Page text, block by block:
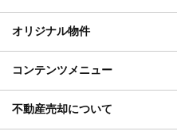
オリジナル物件
コンテンツメニュー
不動産売却について